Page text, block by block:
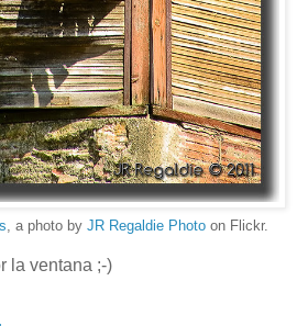
, a photo by JR Regaldie Photo on Flickr.
la ventana ;-)